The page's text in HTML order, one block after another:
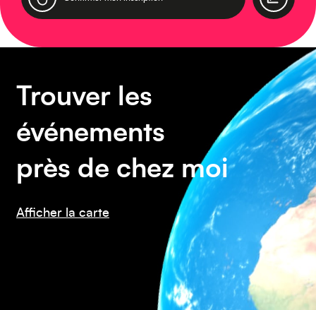
Trouver les
événements
près de chez moi
Afficher la carte
Amérique du Sud